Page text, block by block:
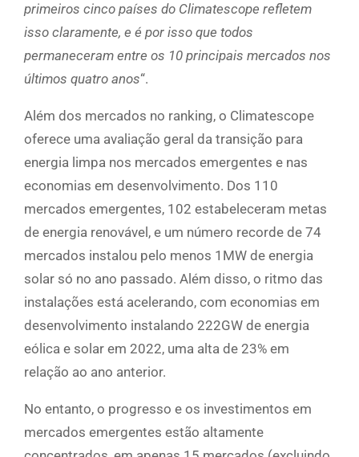
primeiros cinco países do Climatescope refletem
isso claramente, e é por isso que todos
permaneceram entre os 10 principais mercados nos
últimos quatro anos“.
Além dos mercados no ranking, o Climatescope
oferece uma avaliação geral da transição para
energia limpa nos mercados emergentes e nas
economias em desenvolvimento. Dos 110
mercados emergentes, 102 estabeleceram metas
de energia renovável, e um número recorde de 74
mercados instalou pelo menos 1MW de energia
solar só no ano passado. Além disso, o ritmo das
instalações está acelerando, com economias em
desenvolvimento instalando 222GW de energia
eólica e solar em 2022, uma alta de 23% em
relação ao ano anterior.
No entanto, o progresso e os investimentos em
mercados emergentes estão altamente